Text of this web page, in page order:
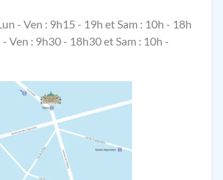
- Ven : 9h15 - 19h et Sam : 10h - 18h
- Ven : 9h30 - 18h30 et Sam : 10h -